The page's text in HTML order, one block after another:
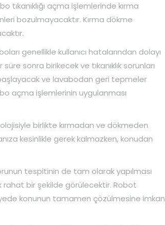
açma işlemlerinde kırma
bozulmayacaktır. Kırma dökme
genellikle kullanıcı hatalarından dolayı
sonra birikecek ve tıkanıklık sorunları
başlayacak ve lavabodan geri tepmeler
açma işlemlerinin uygulanması
birlikte kırmadan ve dökmeden
kesinlikle gerek kalmazken, konudan
tespitinin de tam olarak yapılması
rahat bir şekilde görülecektir. Robot
konunun tamamen çözülmesine imkan